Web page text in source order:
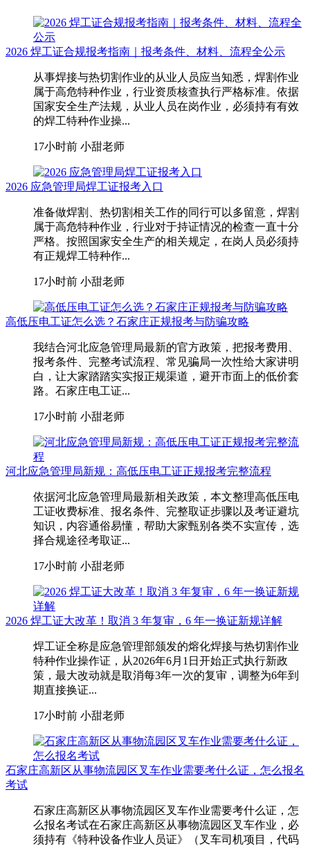
2026 焊工证合规报考指南｜报考条件、材料、流程全公示
从事焊接与热切割作业的从业人员应当知悉，焊割作业
属于高危特种作业，行业资质核查执行严格标准。依据
国家安全生产法规，从业人员在岗作业，必须持有有效
的焊工特种作业操...
17小时前 小甜老师
2026 应急管理局焊工证报考入口
准备做焊割、热切割相关工作的同行可以多留意，焊割
属于高危特种作业，行业对于持证情况的检查一直十分
严格。按照国家安全生产的相关规定，在岗人员必须持
有正规焊工特种作...
17小时前 小甜老师
高低压电工证怎么选？石家庄正规报考与防骗攻略
我结合河北应急管理局最新的官方政策，把报考费用、
报考条件、完整考试流程、常见骗局一次性给大家讲明
白，让大家踏踏实实报正规渠道，避开市面上的低价套
路。石家庄电工证...
17小时前 小甜老师
河北应急管理局新规：高低压电工证正规报考完整流程
依据河北应急管理局最新相关政策，本文整理高低压电
工证收费标准、报名条件、完整取证步骤以及考证避坑
知识，内容通俗易懂，帮助大家甄别各类不实宣传，选
择合规途径考取证...
17小时前 小甜老师
2026 焊工证大改革！取消 3 年复审，6 年一换证新规详解
焊工证全称是应急管理部颁发的熔化焊接与热切割作业
特种作业操作证，从2026年6月1日开始正式执行新政
策，最大改动就是取消每3年一次的复审，调整为6年到
期直接换证...
17小时前 小甜老师
石家庄高新区从事物流园区叉车作业需要考什么证，怎么报名
考试
石家庄高新区从事物流园区叉车作业需要考什么证，怎
么报名考试在石家庄高新区从事物流园区叉车作业，‌必
须持有《特种设备作业人员证》（叉车司机项目，代码